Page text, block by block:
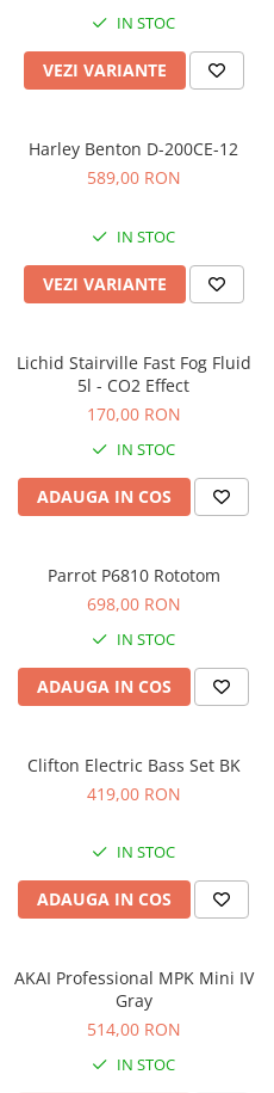
Microfoane pt Camere Video
Microfoane pt instalatii si
conferinta
Microfoane stereo
Microfoane Suspendabile
Stative de microfon
Studio si inregistrari
Accesorii de microfoane
Accesorii echipamente de studio
Clape MIDI
Convertoare AD/DA
Microfoane de studio
Preamplificatoare
Protectii antifonice pentru urechi
Recordere de studio
Recordere portabile
Subwoofere de studio
Accesorii pentru lumini
Cabluri de Alimentare
IN STOC
VEZI VARIANTE
Harley Benton D-200CE-12
589,00 RON
IN STOC
VEZI VARIANTE
Lichid Stairville Fast Fog Fluid
5l - CO2 Effect
170,00 RON
IN STOC
ADAUGA IN COS
Parrot P6810 Rototom
698,00 RON
IN STOC
ADAUGA IN COS
Clifton Electric Bass Set BK
419,00 RON
IN STOC
ADAUGA IN COS
AKAI Professional MPK Mini IV
Gray
514,00 RON
IN STOC